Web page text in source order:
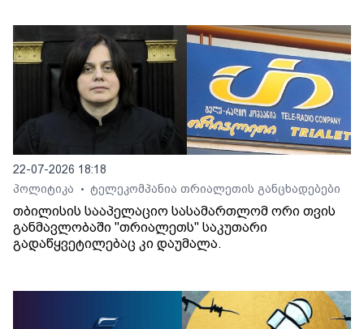
22-07-2026 18:18
პოლიტიკა
• ტელეკომპანია თრიალეთის განცხადებები
თბილისის სააპელაციო სასამართლომ ორი თვის
განმავლობაში "თრიალეთს" საკუთარი
გადაწყვეტილებაც კი დაუმალა.